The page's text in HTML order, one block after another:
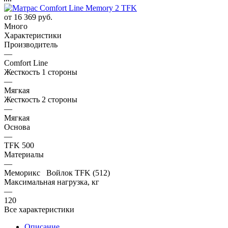
от 16 369 руб.
Много
Характеристики
Производитель
—
Comfort Line
Жесткость 1 стороны
—
Мягкая
Жесткость 2 стороны
—
Мягкая
Основа
—
TFK 500
Материалы
—
Меморикс Войлок TFK (512)
Максимальная нагрузка, кг
—
120
Все характеристики